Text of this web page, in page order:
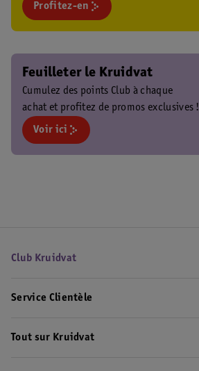
Profitez-en
Feuilleter le Kruidvat
Cumulez des points Club à chaque
achat et profitez de promos exclusives !
Voir ici
Club Kruidvat
Service Clientèle
Tout sur Kruidvat